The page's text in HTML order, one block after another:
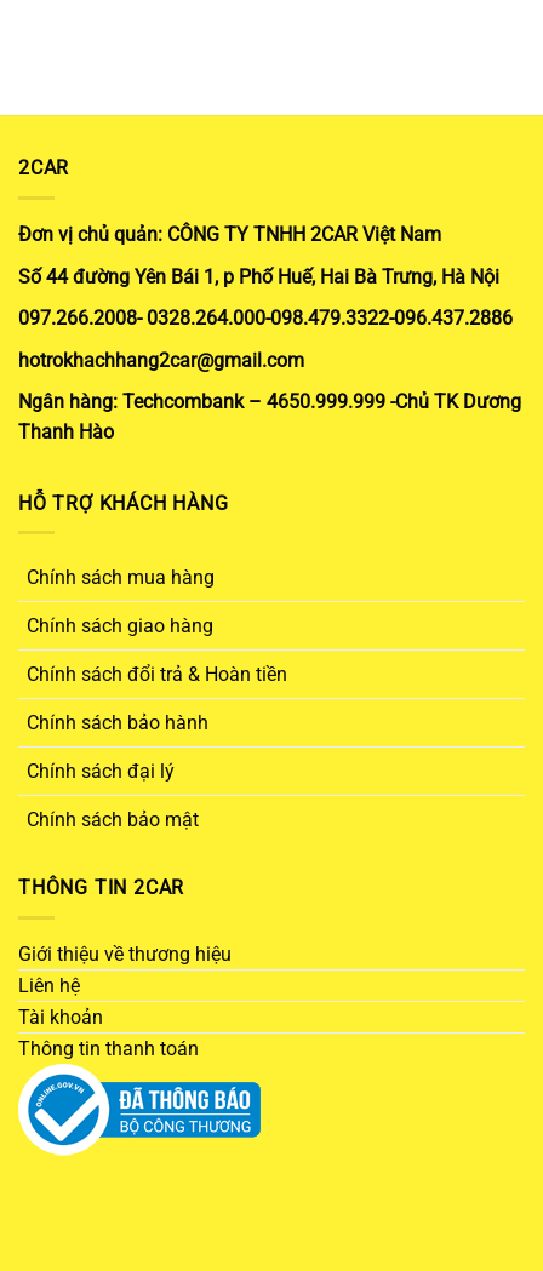
2CAR
Đơn vị chủ quản: CÔNG TY TNHH 2CAR Việt Nam
Số 44 đường Yên Bái 1, p Phố Huế, Hai Bà Trưng, Hà Nội
097.266.2008- 0328.264.000-098.479.3322-096.437.2886
hotrokhachhang2car@gmail.com
Ngân hàng: Techcombank – 4650.999.999 -Chủ TK Dương
Thanh Hào
HỖ TRỢ KHÁCH HÀNG
Chính sách mua hàng
Chính sách giao hàng
Chính sách đổi trả & Hoàn tiền
Chính sách bảo hành
Chính sách đại lý
Chính sách bảo mật
THÔNG TIN 2CAR
Giới thiệu về thương hiệu
Liên hệ
Tài khoản
Thông tin thanh toán